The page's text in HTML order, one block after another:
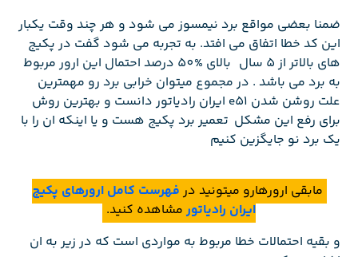
ضمنا بعضی مواقع برد نیمسوز می شود و هر چند وقت یکبار
این کد خطا اتفاق می افتد. به تجربه می شود گفت در پکیج
های بالاتر از 5 سال بالای %50 درصد احتمال این ارور مربوط
به برد می باشد . در مجموع میتوان خرابی برد رو مهمترین
علت روشن شدن e51 ایران رادیاتور دانست و بهترین روش
برای رفع این مشکل تعمیر برد پکیج هست و یا اینکه ان را با
یک برد نو جایگزین کنیم
مابقی ارورهارو میتونید در فهرست کامل ارورهای پکیج
ایران رادیاتورمشاهده کنید.
و بقیه احتمالات خطا مربوط به مواردی است که در زیر به ان